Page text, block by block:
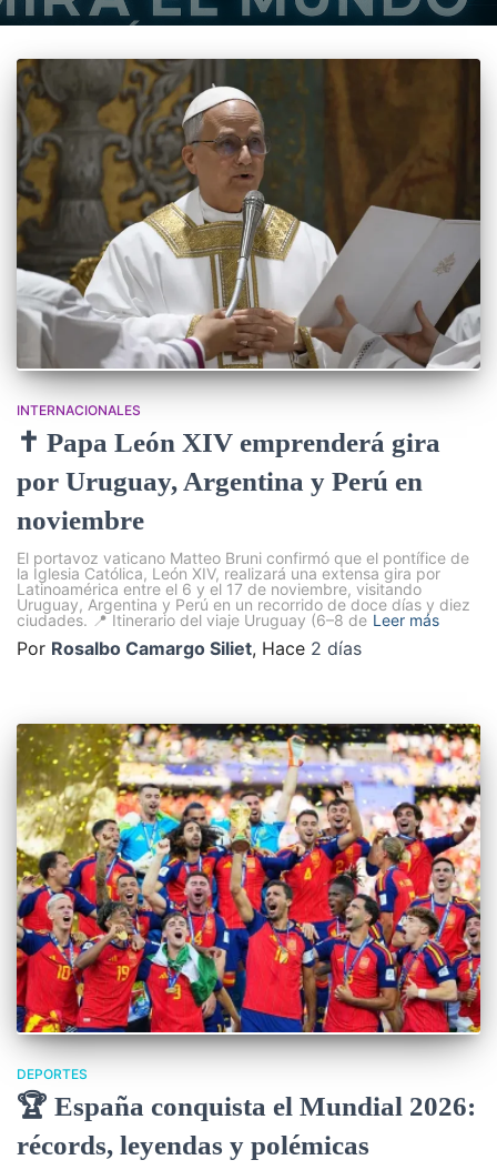
INTERNACIONALES
✝️ Papa León XIV emprenderá gira
por Uruguay, Argentina y Perú en
noviembre
El portavoz vaticano Matteo Bruni confirmó que el pontífice de
la Iglesia Católica, León XIV, realizará una extensa gira por
Latinoamérica entre el 6 y el 17 de noviembre, visitando
Uruguay, Argentina y Perú en un recorrido de doce días y diez
ciudades. 📍 Itinerario del viaje Uruguay (6–8 de Leer más
Por Rosalbo Camargo Siliet, Hace 2 días
DEPORTES
🏆 España conquista el Mundial 2026:
récords, leyendas y polémicas